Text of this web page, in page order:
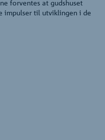
forventes at gudshuset
til utviklingen i de